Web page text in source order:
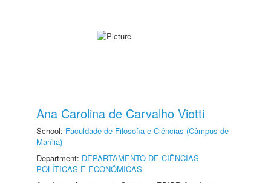
Ana Carolina de Carvalho Viotti
School: Faculdade de Filosofia e Ciências (Câmpus de
Marília)
Department: DEPARTAMENTO DE CIÊNCIAS
POLÍTICAS E ECONÔMICAS